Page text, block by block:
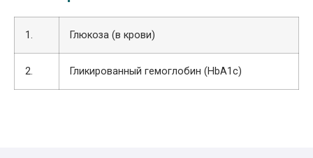
1. Глюкоза (в крови)
2. Гликированный гемоглобин (HbA1c)